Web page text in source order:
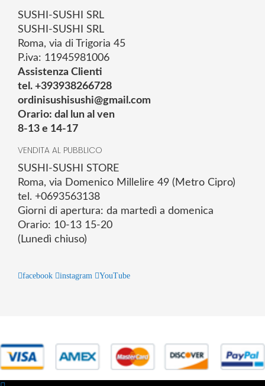
SUSHI-SUSHI SRL
SUSHI-SUSHI SRL
Roma, via di Trigoria 45
P.iva: 11945981006
Assistenza Clienti
tel. +393938266728
ordinisushisushi@gmail.com
Orario: dal lun al ven
8-13 e 14-17
VENDITA AL PUBBLICO
SUSHI-SUSHI STORE
Roma, via Domenico Millelire 49 (Metro Cipro)
tel. +0693563138
Giorni di apertura: da martedì a domenica
Orario: 10-13 15-20
(Lunedì chiuso)
facebook instagram YouTube